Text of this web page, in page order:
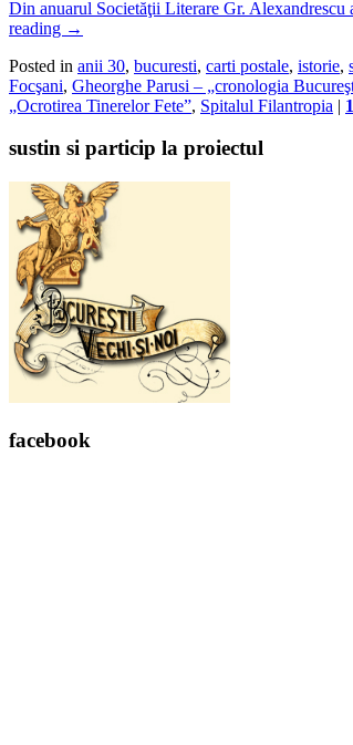
Din anuarul Societăţii Literare Gr.
reading →
Posted in anii 30, bucuresti, carti postale, istorie,
Focşani, Gheorghe Parusi – „cronologia
„Ocrotirea Tinerelor Fete”, Spitalul Filantropia | 1
sustin si particip la proiectul
facebook